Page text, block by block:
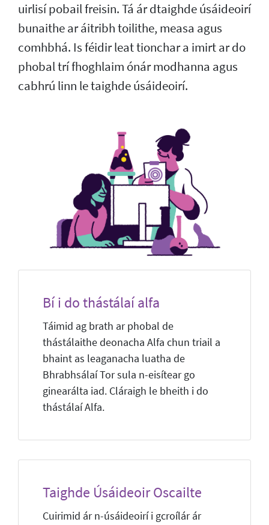
uirlisí pobail freisin. Tá ár dtaighde úsáideoirí
bunaithe ar áitribh toilithe, measa agus
comhbhá. Is féidir leat tionchar a imirt ar do
phobal trí fhoghlaim ónár modhanna agus
cabhrú linn le taighde úsáideoirí.
Bí i do thástálaí alfa
Táimid ag brath ar phobal de
thástálaithe deonacha Alfa chun triail a
bhaint as leaganacha luatha de
Bhrabhsálaí Tor sula n-eisítear go
ginearálta iad. Cláraigh le bheith i do
thástálaí Alfa.
Taighde Úsáideoir Oscailte
Cuirimid ár n-úsáideoirí i gcroílár ár